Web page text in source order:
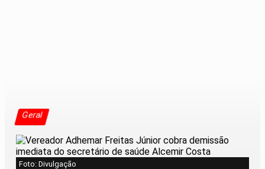
Geral
Foto: Divulgação